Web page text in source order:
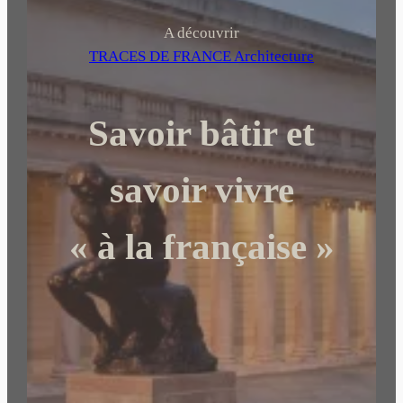
r
c
h
r
A découvrir
TRACES DE FRANCE Architecture
Savoir bâtir et
savoir vivre
« à la française »